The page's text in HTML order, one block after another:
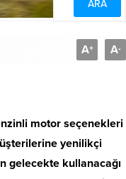
A+ A-
motor seçenekleri
yenilikçi
gelecekte kullanacağı